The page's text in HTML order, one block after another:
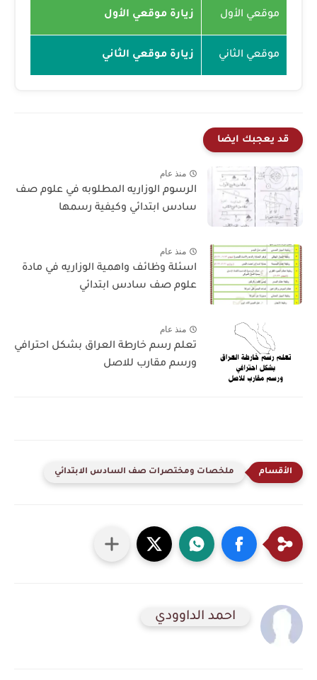
موقعي الأول زيارة موقعي الأول
موقعي الثاني زيارة موقعي الثاني
قد يعجبك ايضا
منذ عام
الرسوم الوزاريه المطلوبه في علوم صف
سادس ابتدائي وكيفية رسمها
منذ عام
اسئلة وظائف واهمية الوزاريه في مادة
علوم صف سادس ابتدائي
منذ عام
تعلم رسم خارطة العراق بشكل احترافي
ورسم مقارب للاصل
ملخصات ومختصرات صف السادس الابتدائي
احمد الداوودي